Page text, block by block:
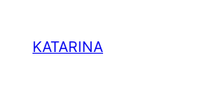
KATARINA